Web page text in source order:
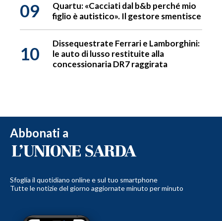
09
Quartu: «Cacciati dal b&b perché mio
figlio è autistico». Il gestore smentisce
10
Dissequestrate Ferrari e Lamborghini:
le auto di lusso restituite alla
concessionaria DR7 raggirata
Abbonati a
Sfoglia il quotidiano online e sul tuo smartphone
Tutte le notizie del giorno aggiornate minuto per minuto